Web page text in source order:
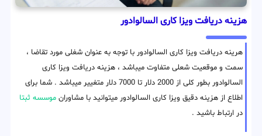
هزینه دریافت ویزا کاری السالوادور
هرینه دریافت ویزا کاری السالوادور با توجه به عنوان شغلی مورد تقاضا ،
سمت و موقعیت شعلی متفاوت میباشد ، هزینه دریافت ویزا کاری
السالوادور بطور کلی از 2000 دلار تا 7000 دلار متغییر میباشد . شما برای
اطلاع از هزینه دقیق ویزا کاری السالوادور میتوانید با مشاوران موسسه ثبتا
در ارتباط باشید .